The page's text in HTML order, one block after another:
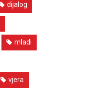
dijalog
mladi
vjera